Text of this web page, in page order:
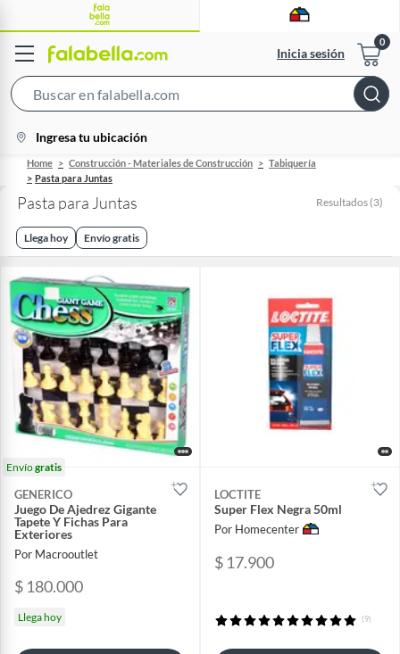
Inicia sesión
Bar
location-
icon
Ingresa tu ubicación
Home Construcción - Materiales de Construcción
Tabiquería
Pasta para Juntas
Pasta para Juntas Resultados (3)
Llega hoy Envío gratis
Envíogratis
GENERICO
Juego De Ajedrez Gigante
Tapete Y Fichas Para
Exteriores
Por Macrooutlet
$ 180.000
Llega hoy
LOCTITE
Super Flex Negra 50ml
Por Homecenter
$ 17.900
(9)